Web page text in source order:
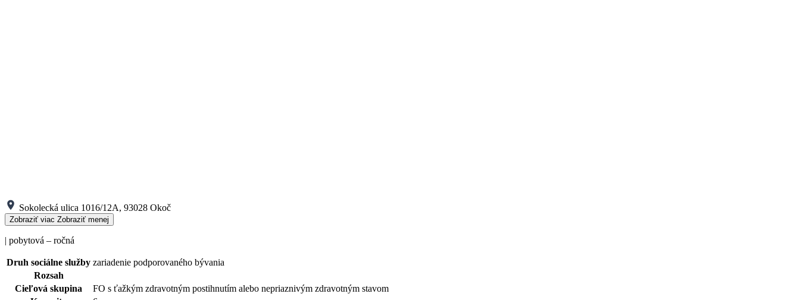
Sokolecká ulica 1016/12A, 93028 Okoč
Zobraziť viac Zobraziť menej
| pobytová – ročná
Druh sociálne služby zariadenie podporovaného bývania
Rozsah
Cieľová skupina
FO s ťažkým zdravotným postihnutím alebo nepriaznivým zdravotným stavom